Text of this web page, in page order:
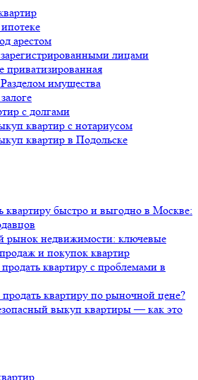
арестом
лицами
приватизированная
имущества
с долгами
квартир с нотариусом
квартир в Подольске
квартиру быстро и выгодно в Москве:
рынок недвижимости: ключевые
и покупок квартир
квартиру с проблемами в
квартиру по рыночной цене?
выкуп квартиры — как это